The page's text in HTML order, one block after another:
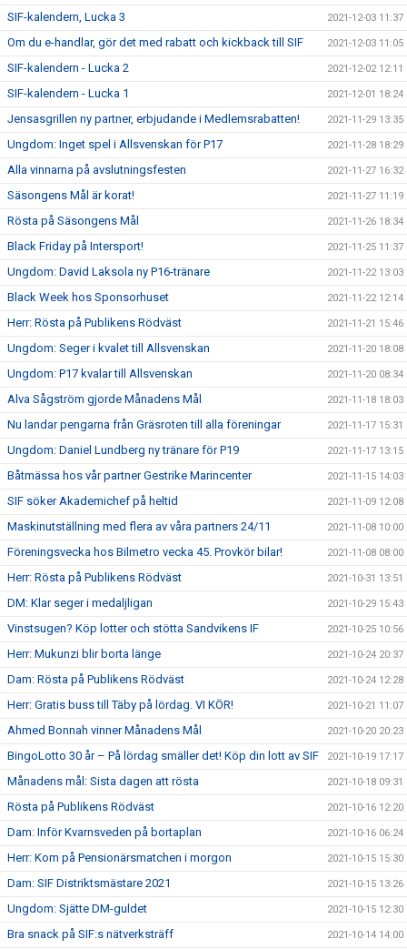
SIF-kalendern, Lucka 3 2021-12-03 11:37
Om du e-handlar, gör det med rabatt och kickback till SIF 2021-12-03 11:05
SIF-kalendern - Lucka 2 2021-12-02 12:11
SIF-kalendern - Lucka 1 2021-12-01 18:24
Jensasgrillen ny partner, erbjudande i Medlemsrabatten! 2021-11-29 13:35
Ungdom: Inget spel i Allsvenskan för P17 2021-11-28 18:29
Alla vinnarna på avslutningsfesten 2021-11-27 16:32
Säsongens Mål är korat! 2021-11-27 11:19
Rösta på Säsongens Mål 2021-11-26 18:34
Black Friday på Intersport! 2021-11-25 11:37
Ungdom: David Laksola ny P16-tränare 2021-11-22 13:03
Black Week hos Sponsorhuset 2021-11-22 12:14
Herr: Rösta på Publikens Rödväst 2021-11-21 15:46
Ungdom: Seger i kvalet till Allsvenskan 2021-11-20 18:08
Ungdom: P17 kvalar till Allsvenskan 2021-11-20 08:34
Alva Sågström gjorde Månadens Mål 2021-11-18 18:03
Nu landar pengarna från Gräsroten till alla föreningar 2021-11-17 15:31
Ungdom: Daniel Lundberg ny tränare för P19 2021-11-17 13:15
Båtmässa hos vår partner Gestrike Marincenter 2021-11-15 14:03
SIF söker Akademichef på heltid 2021-11-09 12:08
Maskinutställning med flera av våra partners 24/11 2021-11-08 10:00
Föreningsvecka hos Bilmetro vecka 45. Provkör bilar! 2021-11-08 08:00
Herr: Rösta på Publikens Rödväst 2021-10-31 13:51
DM: Klar seger i medaljligan 2021-10-29 15:43
Vinstsugen? Köp lotter och stötta Sandvikens IF 2021-10-25 10:56
Herr: Mukunzi blir borta länge 2021-10-24 20:37
Dam: Rösta på Publikens Rödväst 2021-10-24 12:28
Herr: Gratis buss till Täby på lördag. VI KÖR! 2021-10-21 11:07
Ahmed Bonnah vinner Månadens Mål 2021-10-20 20:23
BingoLotto 30 år – På lördag smäller det! Köp din lott av SIF 2021-10-19 17:17
Månadens mål: Sista dagen att rösta 2021-10-18 09:31
Rösta på Publikens Rödväst 2021-10-16 12:20
Dam: Inför Kvarnsveden på bortaplan 2021-10-16 06:24
Herr: Kom på Pensionärsmatchen i morgon 2021-10-15 15:30
Dam: SIF Distriktsmästare 2021 2021-10-15 13:26
Ungdom: Sjätte DM-guldet 2021-10-15 12:30
Bra snack på SIF:s nätverksträff 2021-10-14 14:00